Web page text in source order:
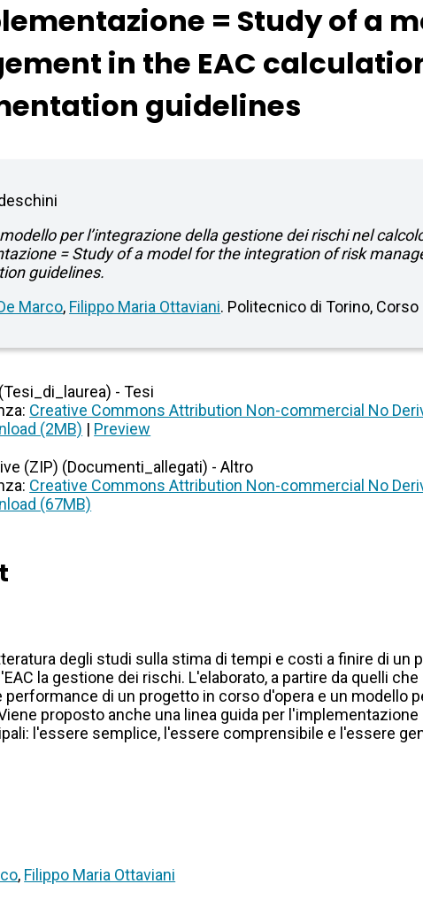
= Study of a
in the EAC
guidelines
per l’integrazione della gestione dei rischi nel
= Study of a model for the integration of risk
guidelines.
Marco, Filippo Maria Ottaviani. Politecnico di Torino,
- Tesi
Creative Commons Attribution Non-commercial No
(2MB) | Preview
(ZIP) (Documenti_allegati) - Altro
Creative Commons Attribution Non-commercial No
(67MB)
degli studi sulla stima di tempi e costi a finire di un
la gestione dei rischi. L'elaborato, a partire da quelli
performance di un progetto in corso d'opera e un modello
proposto anche una linea guida per
l'essere semplice, l'essere comprensibile e l'essere
, Filippo Maria Ottaviani